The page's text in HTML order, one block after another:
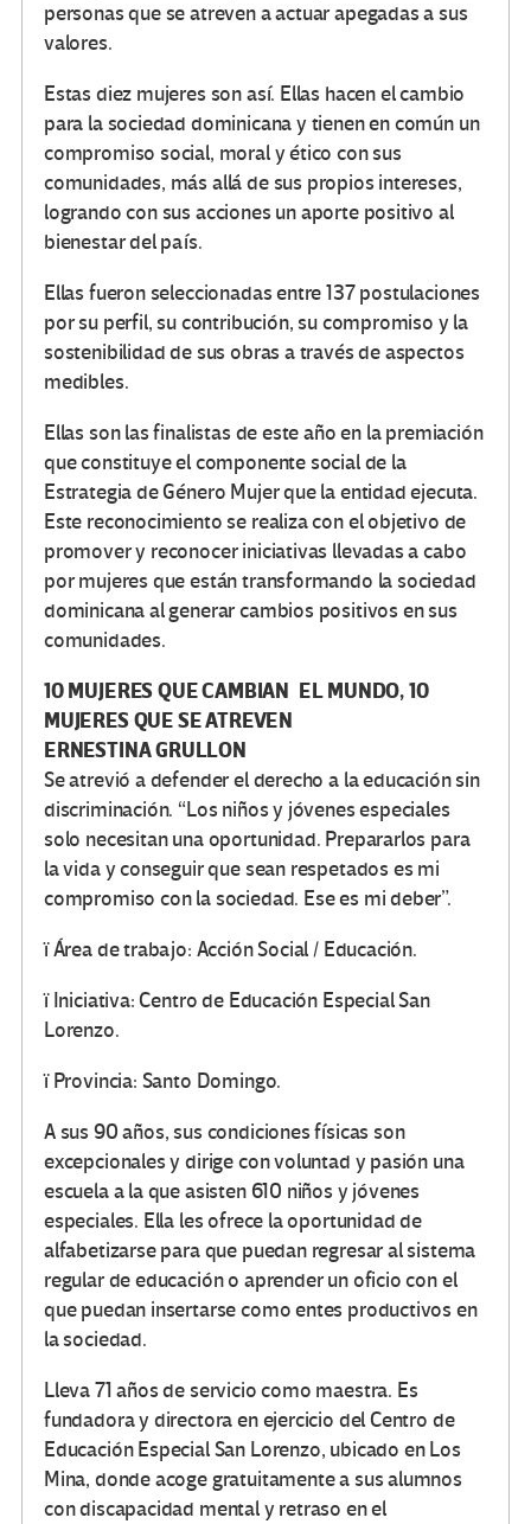
personas que se atreven a actuar apegadas a sus
valores.
Estas diez mujeres son así. Ellas hacen el cambio
para la sociedad dominicana y tienen en común un
compromiso social, moral y ético con sus
comunidades, más allá de sus propios intereses,
logrando con sus acciones un aporte positivo al
bienestar del país.
Ellas fueron seleccionadas entre 137 postulaciones
por su perfil, su contribución, su compromiso y la
sostenibilidad de sus obras a través de aspectos
medibles.
Ellas son las finalistas de este año en la premiación
que constituye el componente social de la
Estrategia de Género Mujer que la entidad ejecuta.
Este reconocimiento se realiza con el objetivo de
promover y reconocer iniciativas llevadas a cabo
por mujeres que están transformando la sociedad
dominicana al generar cambios positivos en sus
comunidades.
10 MUJERES QUE CAMBIAN EL MUNDO, 10
MUJERES QUE SE ATREVEN
ERNESTINA GRULLON
Se atrevió a defender el derecho a la educación sin
discriminación. “Los niños y jóvenes especiales
solo necesitan una oportunidad. Prepararlos para
la vida y conseguir que sean respetados es mi
compromiso con la sociedad. Ese es mi deber”.
ï Área de trabajo: Acción Social / Educación.
ï Iniciativa: Centro de Educación Especial San
Lorenzo.
ï Provincia: Santo Domingo.
A sus 90 años, sus condiciones físicas son
excepcionales y dirige con voluntad y pasión una
escuela a la que asisten 610 niños y jóvenes
especiales. Ella les ofrece la oportunidad de
alfabetizarse para que puedan regresar al sistema
regular de educación o aprender un oficio con el
que puedan insertarse como entes productivos en
la sociedad.
Lleva 71 años de servicio como maestra. Es
fundadora y directora en ejercicio del Centro de
Educación Especial San Lorenzo, ubicado en Los
Mina, donde acoge gratuitamente a sus alumnos
con discapacidad mental y retraso en el